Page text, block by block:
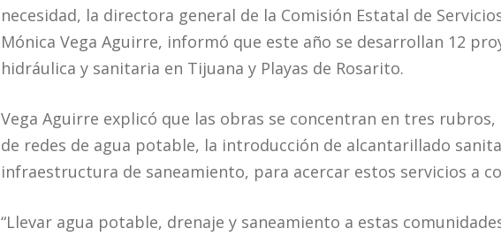
necesidad, la directora general de la Comisión Estatal de
Mónica Vega Aguirre, informó que este año se desarrollan 12
hidráulica y sanitaria en Tijuana y Playas de Rosarito.
Vega Aguirre explicó que las obras se concentran en tres
de redes de agua potable, la introducción de alcantarillado
infraestructura de saneamiento, para acercar estos servicios a
“Llevar agua potable, drenaje y saneamiento a estas